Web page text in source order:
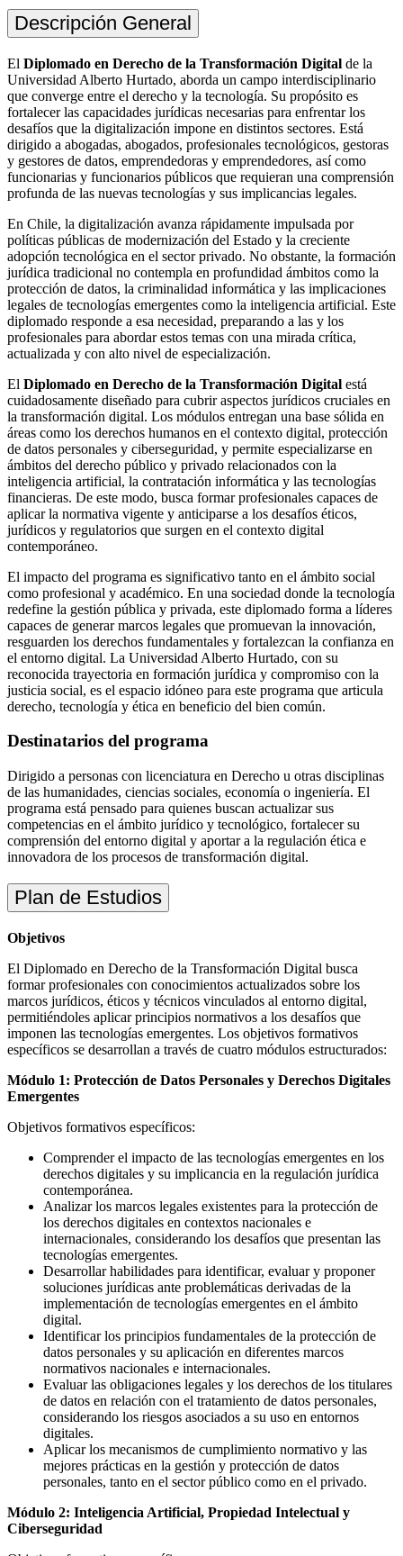
Descripción General
El Diplomado en Derecho de la Transformación Digital de la
Universidad Alberto Hurtado, aborda un campo interdisciplinario
que converge entre el derecho y la tecnología. Su propósito es
fortalecer las capacidades jurídicas necesarias para enfrentar los
desafíos que la digitalización impone en distintos sectores. Está
dirigido a abogadas, abogados, profesionales tecnológicos, gestoras
y gestores de datos, emprendedoras y emprendedores, así como
funcionarias y funcionarios públicos que requieran una comprensión
profunda de las nuevas tecnologías y sus implicancias legales.
En Chile, la digitalización avanza rápidamente impulsada por
políticas públicas de modernización del Estado y la creciente
adopción tecnológica en el sector privado. No obstante, la formación
jurídica tradicional no contempla en profundidad ámbitos como la
protección de datos, la criminalidad informática y las implicaciones
legales de tecnologías emergentes como la inteligencia artificial. Este
diplomado responde a esa necesidad, preparando a las y los
profesionales para abordar estos temas con una mirada crítica,
actualizada y con alto nivel de especialización.
El Diplomado en Derecho de la Transformación Digital está
cuidadosamente diseñado para cubrir aspectos jurídicos cruciales en
la transformación digital. Los módulos entregan una base sólida en
áreas como los derechos humanos en el contexto digital, protección
de datos personales y ciberseguridad, y permite especializarse en
ámbitos del derecho público y privado relacionados con la
inteligencia artificial, la contratación informática y las tecnologías
financieras. De este modo, busca formar profesionales capaces de
aplicar la normativa vigente y anticiparse a los desafíos éticos,
jurídicos y regulatorios que surgen en el contexto digital
contemporáneo.
El impacto del programa es significativo tanto en el ámbito social
como profesional y académico. En una sociedad donde la tecnología
redefine la gestión pública y privada, este diplomado forma a líderes
capaces de generar marcos legales que promuevan la innovación,
resguarden los derechos fundamentales y fortalezcan la confianza en
el entorno digital. La Universidad Alberto Hurtado, con su
reconocida trayectoria en formación jurídica y compromiso con la
justicia social, es el espacio idóneo para este programa que articula
derecho, tecnología y ética en beneficio del bien común.
Destinatarios del programa
Dirigido a personas con licenciatura en Derecho u otras disciplinas
de las humanidades, ciencias sociales, economía o ingeniería. El
programa está pensado para quienes buscan actualizarsus
competencias en el ámbito jurídico y tecnológico, fortalecer su
comprensión del entorno digital y aportara la regulación ética e
innovadora de los procesos de transformación digital.
Plan de Estudios
Objetivos
El Diplomado en Derecho de la Transformación Digital busca
formar profesionales con conocimientos actualizados sobre los
marcos jurídicos, éticos y técnicos vinculados al entorno digital,
permitiéndoles aplicar principios normativos a los desafíos que
imponen las tecnologías emergentes. Los objetivos formativos
específicos se desarrollan a través de cuatro módulos estructurados:
Módulo 1: Protección de Datos Personales y Derechos Digitales
Emergentes
Objetivos formativos específicos:
Comprender el impacto de las tecnologías emergentes en los
derechos digitales y su implicancia en la regulación jurídica
contemporánea.
Analizar los marcos legales existentes para la protección de
los derechos digitales en contextos nacionales e
internacionales, considerando los desafíos que presentan las
tecnologías emergentes.
Desarrollar habilidades para identificar, evaluar y proponer
soluciones jurídicas ante problemáticas derivadas de la
implementación de tecnologías emergentes en el ámbito
digital.
Identificar los principios fundamentales de la protección de
datos personales y su aplicación en diferentes marcos
normativos nacionales e internacionales.
Evaluar las obligaciones legales y los derechos de los titulares
de datos en relación con el tratamiento de datos personales,
considerando los riesgos asociados a su uso en entornos
digitales.
Aplicar los mecanismos de cumplimiento normativo y las
mejores prácticas en la gestión y protección de datos
personales, tanto en el sector público como en el privado.
Módulo 2: Inteligencia Artificial, Propiedad Intelectual y
Ciberseguridad